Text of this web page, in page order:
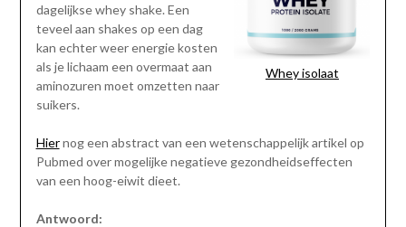
Whey isolaat
dagelijkse whey shake. Een
teveel aan shakes op een dag
kan echter weer energie kosten
als je lichaam een overmaat aan
aminozuren moet omzetten naar
suikers.
Hiernog een abstract van een wetenschappelijk artikel op
Pubmed over mogelijke negatieve gezondheidseffecten
van een hoog-eiwit dieet.
Antwoord: